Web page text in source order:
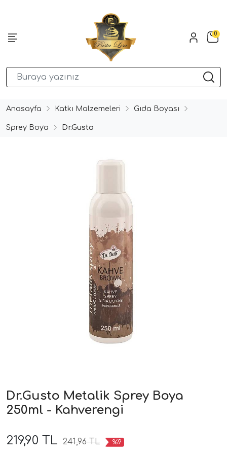
0
Anasayfa Katkı Malzemeleri Gıda Boyası
Sprey Boya Dr.Gusto
Dr.Gusto Metalik Sprey Boya
250ml - Kahverengi
219,90 TL 241,96 TL %9